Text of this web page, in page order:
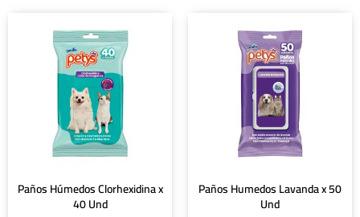
Paños Húmedos Clorhexidina x
40 Und
Paños Humedos Lavanda x 50
Und